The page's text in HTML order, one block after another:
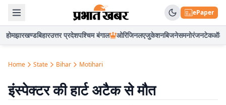
ePaper
होमझारखण्डबिहारउत्तर प्रदेशपश्चिम बंगाल ओरिजिनलएजुकेशनबिजनेसमनोरंजनटेकऑटो
Home State Bihar Motihari
इंस्पेक्टर की हार्ट अटैक से मौत